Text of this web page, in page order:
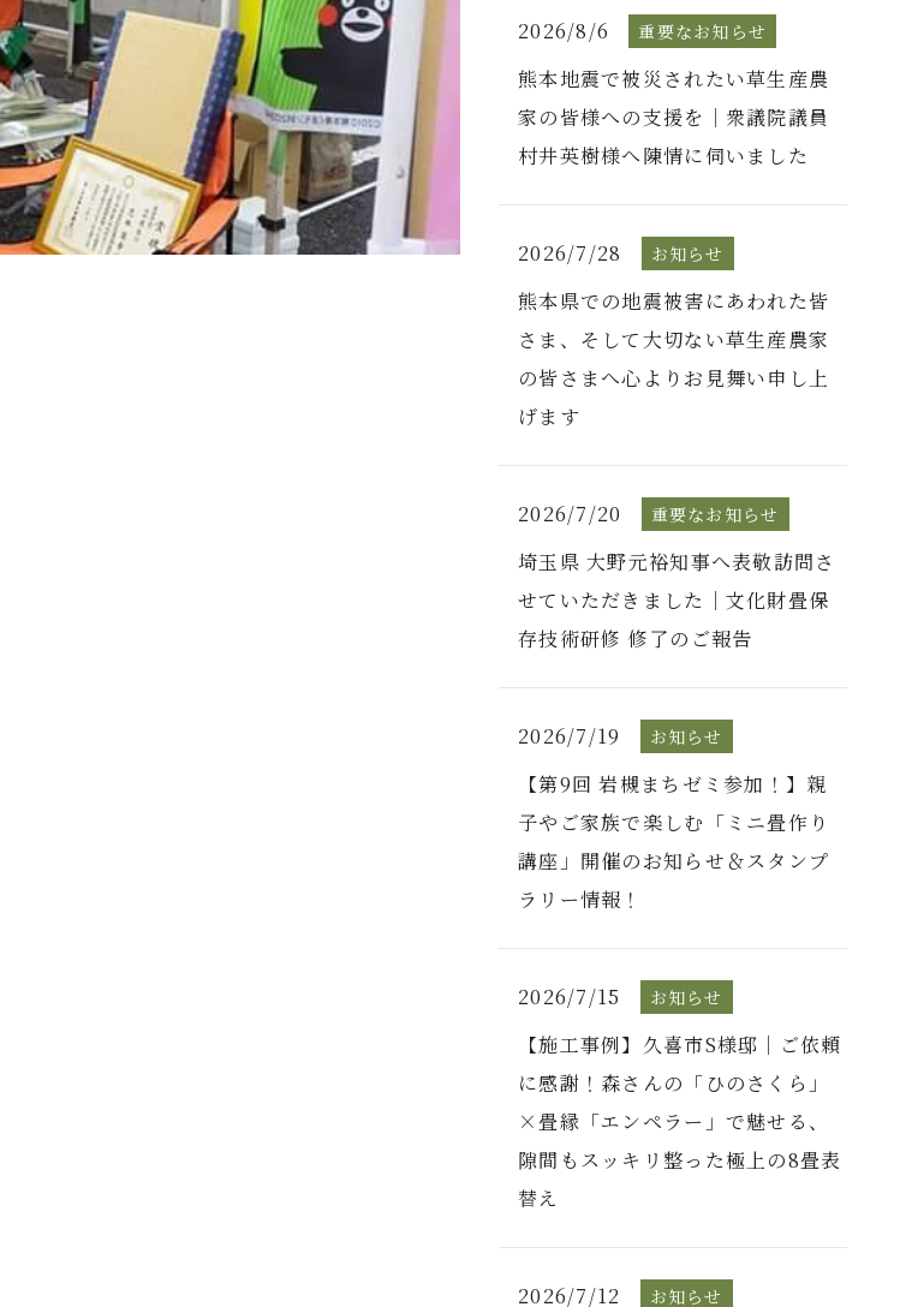
2026/8/6 重要なお知らせ
熊本地震で被災されたい草生産農
家の皆様への支援を｜衆議院議員
村井英樹様へ陳情に伺いました
2026/7/28 お知らせ
熊本県での地震被害にあわれた皆
さま、そして大切ない草生産農家
の皆さまへ心よりお見舞い申し上
げます
2026/7/20 重要なお知らせ
埼玉県 大野元裕知事へ表敬訪問さ
せていただきました｜文化財畳保
存技術研修 修了のご報告
2026/7/19 お知らせ
【第9回 岩槻まちゼミ参加！】親
子やご家族で楽しむ「ミニ畳作り
講座」開催のお知らせ＆スタンプ
ラリー情報！
2026/7/15 お知らせ
【施工事例】久喜市S様邸｜ご依頼
に感謝！森さんの「ひのさくら」
×畳縁「エンペラー」で魅せる、
隙間もスッキリ整った極上の8畳表
替え
2026/7/12 お知らせ